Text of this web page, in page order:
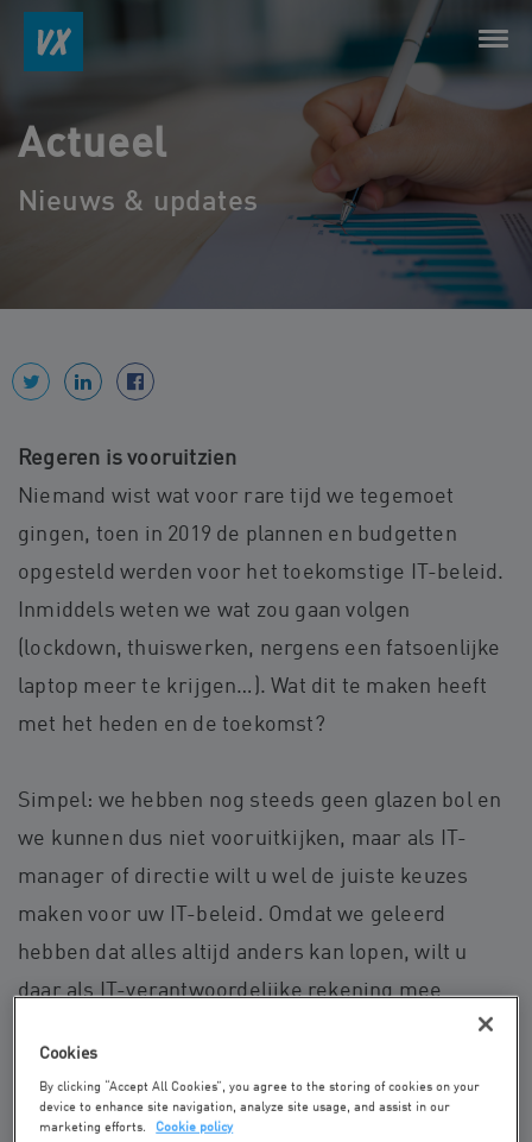
Actueel
Nieuws & updates
Regeren is vooruitzien
Niemand wist wat voor rare tijd we tegemoet
gingen, toen in 2019 de plannen en budgetten
opgesteld werden voor het toekomstige IT-beleid.
Inmiddels weten we wat zou gaan volgen
(lockdown, thuiswerken, nergens een fatsoenlijke
laptop meer te krijgen…). Wat dit te maken heeft
met het heden en de toekomst?
Simpel: we hebben nog steeds geen glazen bol en
we kunnen dus niet vooruitkijken, maar als IT-
manager of directie wilt u wel de juiste keuzes
maken voor uw IT-beleid. Omdat we geleerd
hebben dat alles altijd anders kan lopen, wilt u
daar als IT-verantwoordelijke rekening mee
Cookies
By clicking “Accept All Cookies”, you agree to the storing of cookies on your
device to enhance site navigation, analyze site usage, and assist in our
marketing efforts.
Cookie policy